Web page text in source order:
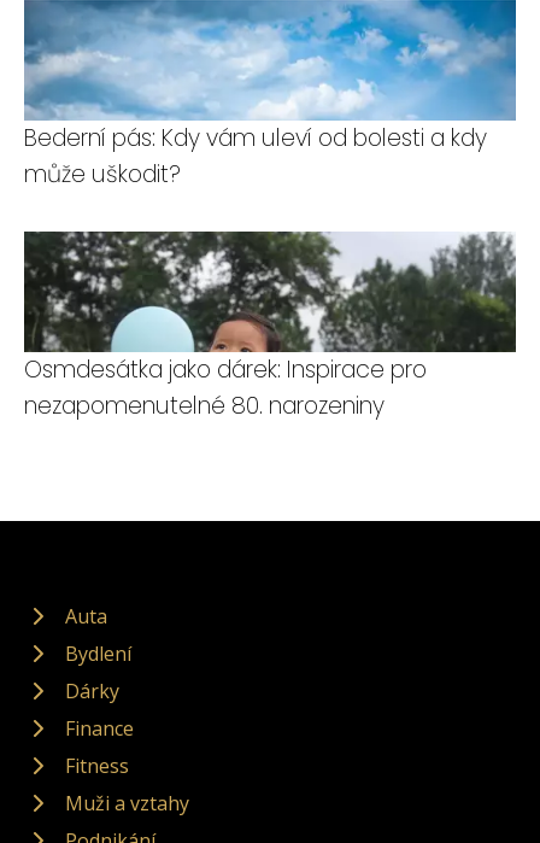
Bederní pás: Kdy vám uleví od bolesti a kdy
může uškodit?
Osmdesátka jako dárek: Inspirace pro
nezapomenutelné 80. narozeniny
Auta
Bydlení
Dárky
Finance
Fitness
Muži a vztahy